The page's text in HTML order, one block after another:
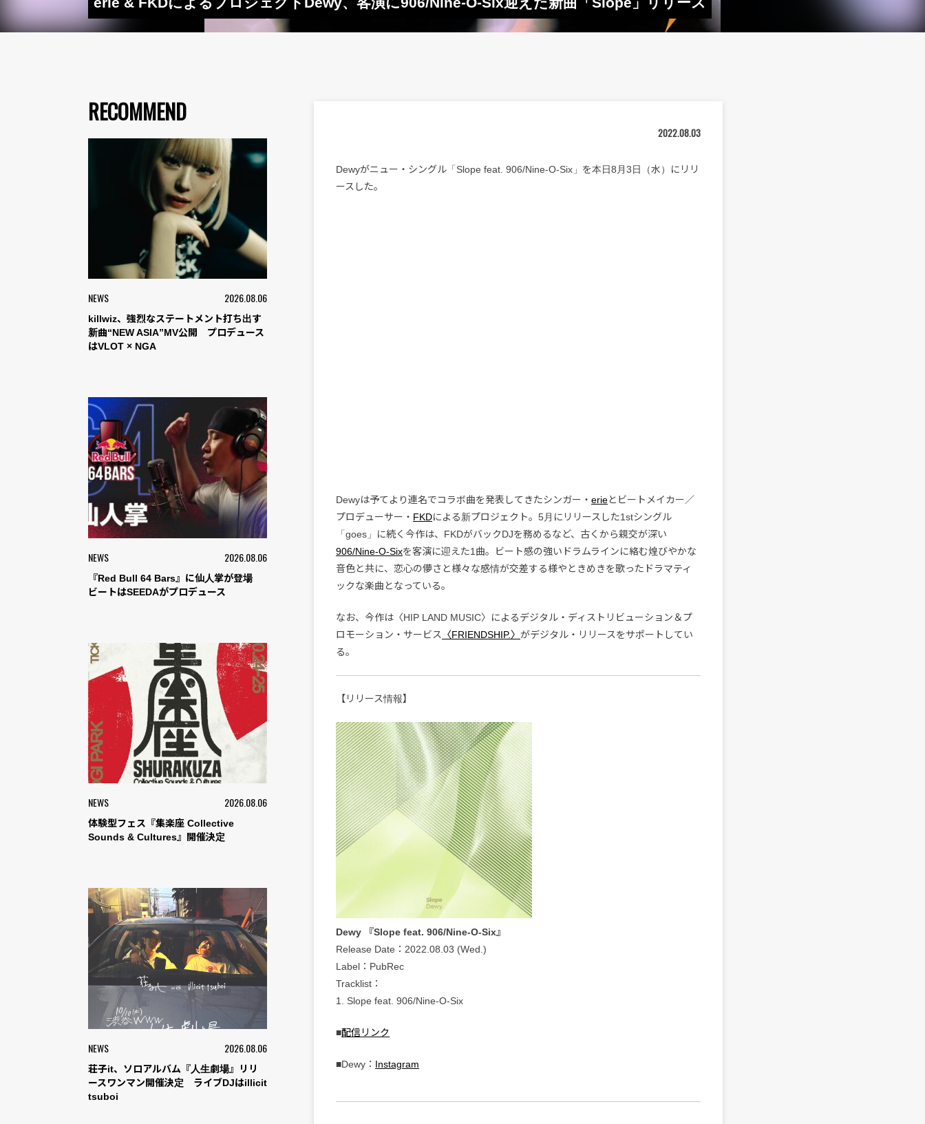
RECOMMEND
NEWS 2026.08.06
killwiz、強烈なステートメント打ち出す
新曲“NEW ASIA”MV公開 プロデュース
はVLOT × NGA
NEWS 2026.08.06
『Red Bull 64 Bars』に仙人掌が登場
ビートはSEEDAがプロデュース
NEWS 2026.08.06
体験型フェス『集楽座 Collective
Sounds & Cultures』開催決定
NEWS 2026.08.06
荘子it、ソロアルバム『人生劇場』リリ
ースワンマン開催決定 ライブDJはillicit
tsuboi
2022.08.03
Dewyがニュー・シングル「Slope feat. 906/Nine-O-Six」を本日8月3日（水）にリリ
ースした。
Dewyは予てより連名でコラボ曲を発表してきたシンガー・ erieとビートメイカー／
プロデューサー・ FKDによる新プロジェクト。5月にリリースした1stシングル
「goes」に続く今作は、FKDがバックDJを務めるなど、古くから親交が深い
906/Nine-O-Sixを客演に迎えた1曲。ビート感の強いドラムラインに絡む煌びやかな
音色と共に、恋心の儚さと様々な感情が交差する様やときめきを歌ったドラマティ
ックな楽曲となっている。
なお、今作は〈HIP LAND MUSIC〉によるデジタル・ディストリビューション＆プ
ロモーション・サービス
〈FRIENDSHIP.〉 がデジタル・リリースをサポートしてい
る。
【リリース情報】
Dewy 『Slope feat. 906/Nine-O-Six』
Release Date：2022.08.03 (Wed.)
Label：PubRec
Tracklist：
1. Slope feat. 906/Nine-O-Six
■配信リンク
■Dewy： Instagram